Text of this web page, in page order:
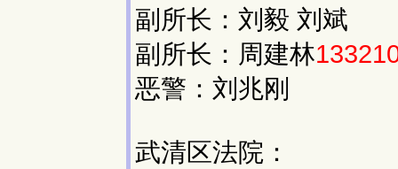
副所长：刘毅 刘斌
副所长：周建林
恶警：刘兆刚
武清区法院：